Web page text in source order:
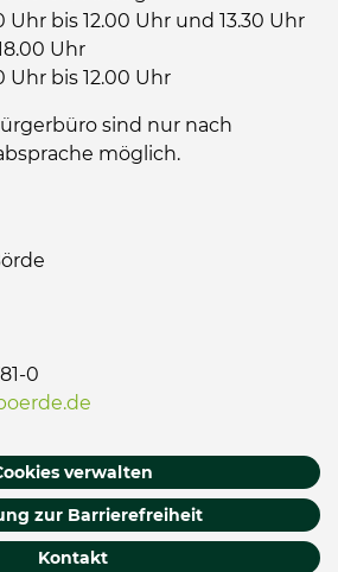
Uhr bis 12.00 Uhr und 13.30 Uhr
Uhr
Uhr bis 12.00 Uhr
sind nur nach
möglich.
0
verwalten
zur Barrierefreiheit
Kontakt